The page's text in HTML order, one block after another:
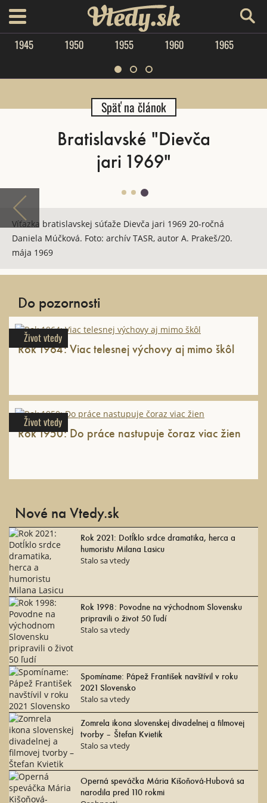
menu Vtedy.sk
1945 1950 1955 1960 1965
Späť na článok
Bratislavské "Dievča
jari 1969"
Víťazka bratislavskej súťaže Dievča jari 1969 20-ročná
Daniela Múčková. Foto: archív TASR, autor A. Prakeš/20.
mája 1969
Do pozornosti
Život vtedy
Rok 1964: Viac telesnej výchovy aj mimo škôl
Život vtedy
Rok 1950: Do práce nastupuje čoraz viac žien
Nové na Vtedy.sk
Rok 2021: Dotĺklo srdce dramatika, herca a
humoristu Milana Lasicu
Stalo sa vtedy
Rok 1998: Povodne na východnom Slovensku
pripravili o život 50 ľudí
Stalo sa vtedy
Spomíname: Pápež František navštívil v roku
2021 Slovensko
Stalo sa vtedy
Zomrela ikona slovenskej divadelnej a filmovej
tvorby – Štefan Kvietik
Stalo sa vtedy
Operná speváčka Mária Kišoňová-Hubová sa
narodila pred 110 rokmi